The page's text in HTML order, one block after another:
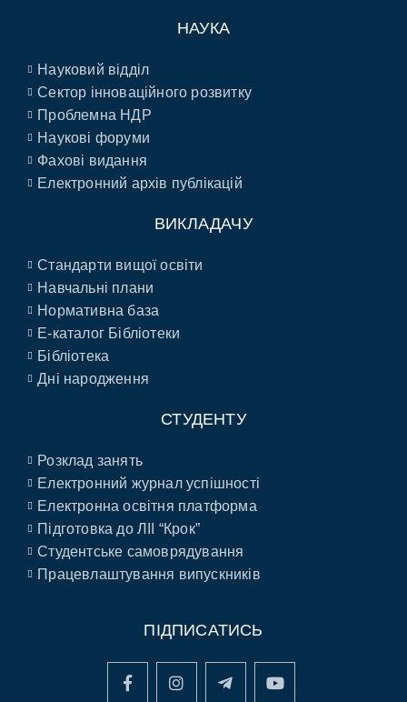
НАУКА
Науковий відділ
Сектор інноваційного розвитку
Проблемна НДР
Наукові форуми
Фахові видання
Електронний архів публікацій
ВИКЛАДАЧУ
Стандарти вищої освіти
Навчальні плани
Нормативна база
E-каталог Бібліотеки
Бібліотека
Дні народження
СТУДЕНТУ
Розклад занять
Електронний журнал успішності
Електронна освітня платформа
Підготовка до ЛІІ “Крок”
Студентське самоврядування
Працевлаштування випускників
ПІДПИСАТИСЬ